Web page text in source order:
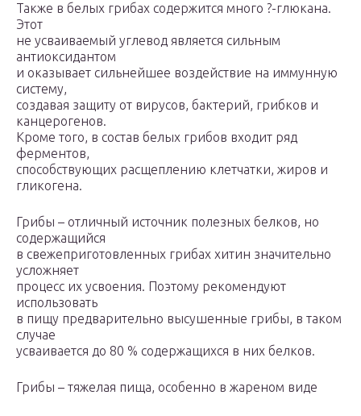
Также в белых грибах содержится много ?-глюкана.
Этот
не усваиваемый углевод является сильным
антиоксидантом
и оказывает сильнейшее воздействие на иммунную
систему,
создавая защиту от вирусов, бактерий, грибков и
канцерогенов.
Кроме того, в состав белых грибов входит ряд
ферментов,
способствующих расщеплению клетчатки, жиров и
гликогена.
Грибы – отличный источник полезных белков, но
содержащийся
в свежеприготовленных грибах хитин значительно
усложняет
процесс их усвоения. Поэтому рекомендуют
использовать
в пищу предварительно высушенные грибы, в таком
случае
усваивается до 80 % содержащихся в них белков.
Грибы – тяжелая пища, особенно в жареном виде